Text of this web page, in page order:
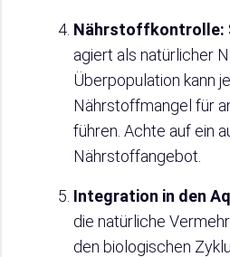
Nährstoffkontrolle:
agiert als natürlicher
Überpopulation kann
Nährstoffmangel für
führen. Achte auf ein
Nährstoffangebot.
Integration in den
die natürliche
den biologischen